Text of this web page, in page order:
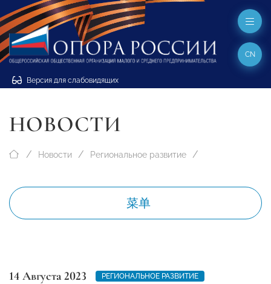
Версия для слабовидящих
CN
НОВОСТИ
Новости Региональное развитие
菜单
14 Августа 2023
РЕГИОНАЛЬНОЕ РАЗВИТИЕ